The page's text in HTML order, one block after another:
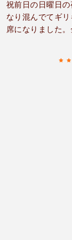
祝前日の日曜日
なり混んでてギ
席になりました
最初のオーダー